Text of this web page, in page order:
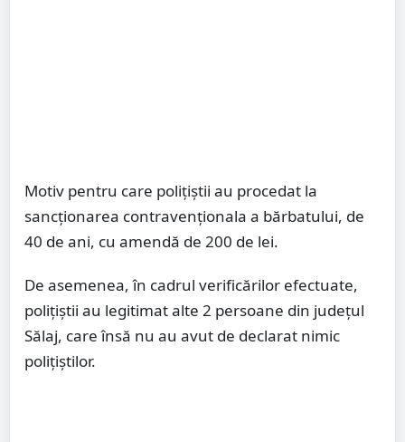
Motiv pentru care polițiștii au procedat la
sancționarea contravenționala a bărbatului, de
40 de ani, cu amendă de 200 de lei.
De asemenea, în cadrul verificărilor efectuate,
polițiștii au legitimat alte 2 persoane din județul
Sălaj, care însă nu au avut de declarat nimic
polițiștilor.